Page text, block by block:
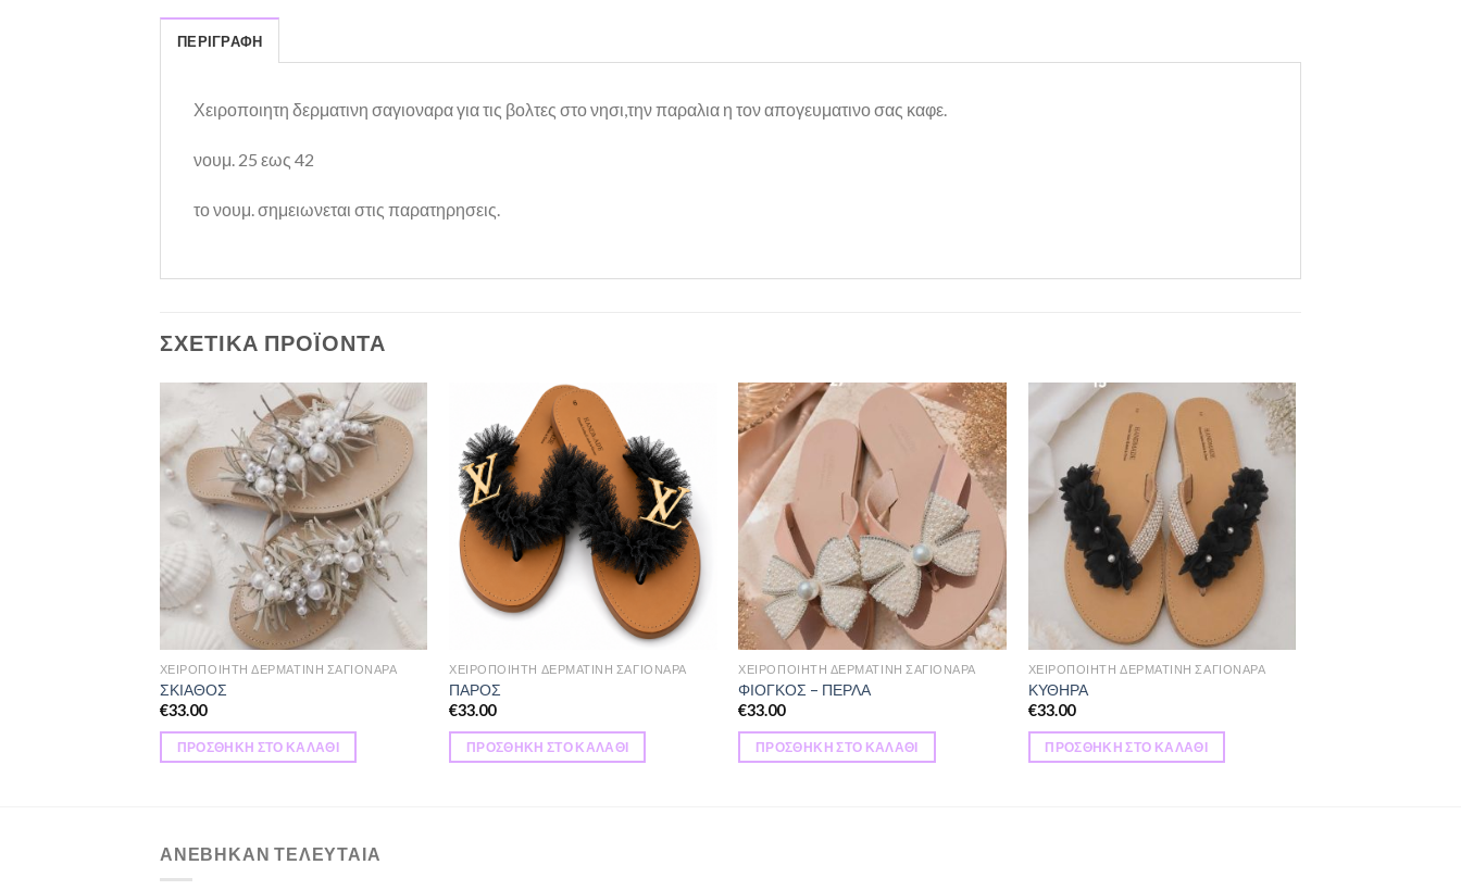
ΠΕΡΙΓΡΑΦΉ
Χειροποιητη δερματινη σαγιοναρα για τις βολτες στο νησι,την παραλια η τον απογευματινο σας καφε.
νουμ. 25 εως 42
το νουμ. σημειωνεται στις παρατηρησεις.
ΣΧΕΤΙΚΆ ΠΡΟΪΌΝΤΑ
Πρόσθήκη
στην λίστα
επιθυμιών
ΧΕΙΡΟΠΟΙΗΤΗ ΔΕΡΜΑΤΙΝΗ ΣΑΓΙΟΝΑΡΑ
ΣΚΙΑΘΟΣ
€33.00
ΠΡΟΣΘΉΚΗ ΣΤΟ ΚΑΛΆΘΙ
Πρόσθήκη
στην λίστα
επιθυμιών
ΧΕΙΡΟΠΟΙΗΤΗ ΔΕΡΜΑΤΙΝΗ ΣΑΓΙΟΝΑΡΑ
ΠΑΡΟΣ
€33.00
ΠΡΟΣΘΉΚΗ ΣΤΟ ΚΑΛΆΘΙ
Πρόσθήκη
στην λίστα
επιθυμιών
ΧΕΙΡΟΠΟΙΗΤΗ ΔΕΡΜΑΤΙΝΗ ΣΑΓΙΟΝΑΡΑ
ΦΙΟΓΚΟΣ – ΠΕΡΛΑ
€33.00
ΠΡΟΣΘΉΚΗ ΣΤΟ ΚΑΛΆΘΙ
Πρόσθήκη
στην λίστα
επιθυμιών
ΧΕΙΡΟΠΟΙΗΤΗ ΔΕΡΜΑΤΙΝΗ ΣΑΓΙΟΝΑΡΑ
ΚΥΘΗΡΑ
€33.00
ΠΡΟΣΘΉΚΗ ΣΤΟ ΚΑΛΆΘΙ
ΑΝΕΒΗΚΑΝ ΤΕΛΕΥΤΑΙΑ